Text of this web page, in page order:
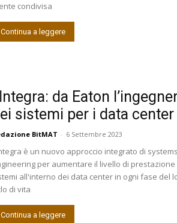
condivisa
Continua a leggere
da Eaton
sistemi per i data center
BitMAT - 6 Settembre 2023
è un nuovo approccio integrato di systems
per aumentare il livello di prestazione
all'interno dei data center in ogni fase del
di vita
Continua a leggere